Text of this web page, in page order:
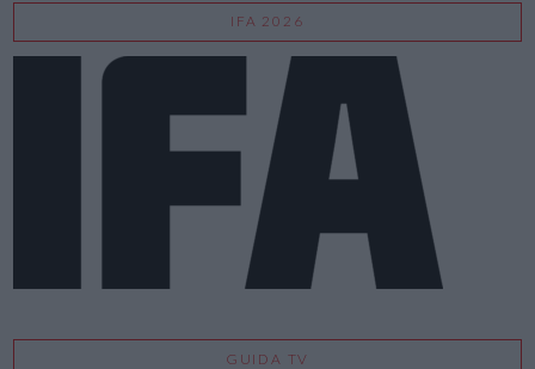
IFA 2026
GUIDA TV